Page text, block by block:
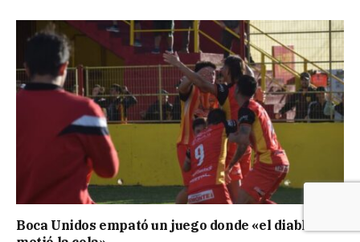
Boca Unidos empató un juego donde «el diablo